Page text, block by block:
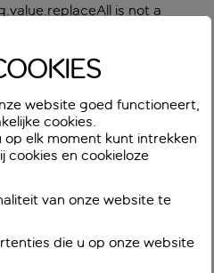
is not a
website goed functioneert,
cookies.
elk moment kunt intrekken
cookies en cookieloze
van onze website te
die u op onze website